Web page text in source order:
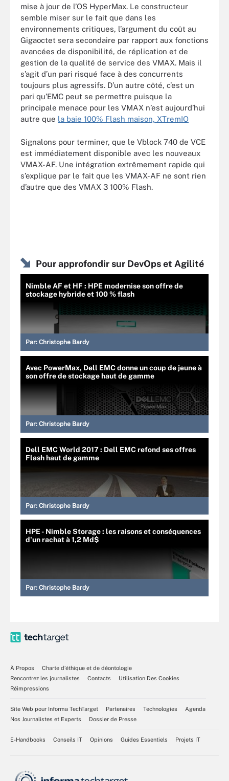
mise à jour de l’OS HyperMax. Le constructeur
semble miser sur le fait que dans les
environnements critiques, l’argument du coût au
Gigaoctet sera secondaire par rapport aux fonctions
avancées de disponibilité, de réplication et de
gestion de la qualité de service des VMAX. Mais il
s’agit d’un pari risqué face à des concurrents
toujours plus agressifs. D’un autre côté, c’est un
pari qu’EMC peut se permettre puisque la
principale menace pour les VMAX n’est aujourd’hui
autre que la baie 100% Flash maison, XTremIO
Signalons pour terminer, que le Vblock 740 de VCE
est immédiatement disponible avec les nouveaux
VMAX-AF. Une intégration extrêmement rapide qui
s’explique par le fait que les VMAX-AF ne sont rien
d’autre que des VMAX 3 100% Flash.
Pour approfondir sur DevOps et Agilité
Nimble AF et HF : HPE modernise son offre de
stockage hybride et 100 % flash
Par: Christophe Bardy
Avec PowerMax, Dell EMC donne un coup de jeune à
son offre de stockage haut de gamme
Par: Christophe Bardy
Dell EMC World 2017 : Dell EMC refond ses offres
Flash haut de gamme
Par: Christophe Bardy
HPE - Nimble Storage : les raisons et conséquences
d'un rachat à 1,2 Md$
Par: Christophe Bardy
À Propos
Charte d’éthique et de déontologie
Rencontrez les journalistes
Contacts
Utilisation Des Cookies
Réimpressions
Site Web pour Informa TechTarget Partenaires Technologies
Agenda
Nos Journalistes et Experts
Dossier de Presse
E-Handbooks Conseils IT Opinions Guides Essentiels Projets IT